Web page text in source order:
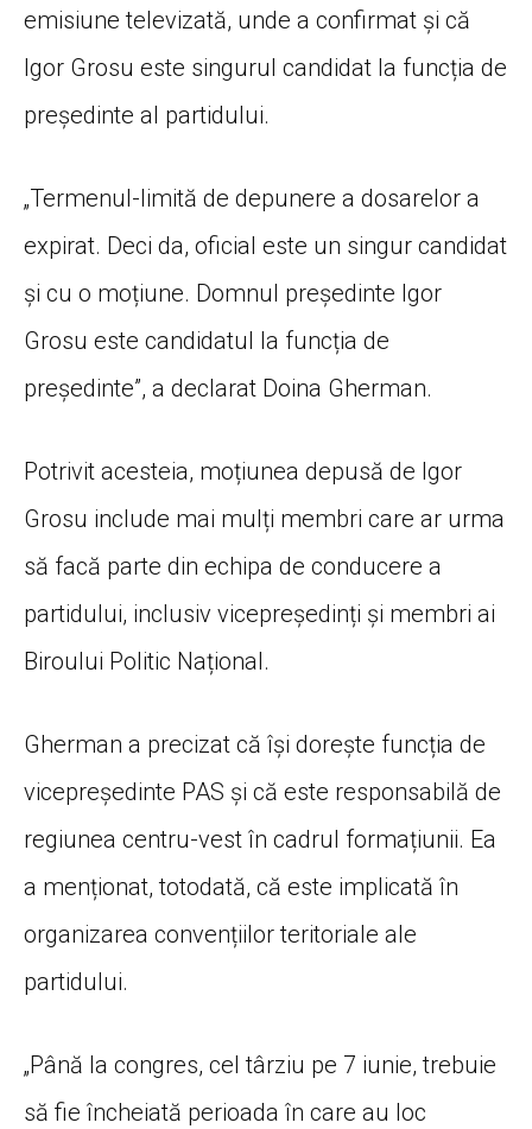
emisiune televizată, unde a confirmat și că
Igor Grosu este singurul candidat la funcția de
președinte al partidului.
„Termenul-limită de depunere a dosarelor a
expirat. Deci da, oficial este un singur candidat
și cu o moțiune. Domnul președinte Igor
Grosu este candidatul la funcția de
președinte”, a declarat Doina Gherman.
Potrivit acesteia, moțiunea depusă de Igor
Grosu include mai mulți membri care ar urma
să facă parte din echipa de conducere a
partidului, inclusiv vicepreședinți și membri ai
Biroului Politic Național.
Gherman a precizat că își dorește funcția de
vicepreședinte PAS și că este responsabilă de
regiunea centru-vest în cadrul formațiunii. Ea
a menționat, totodată, că este implicată în
organizarea convențiilor teritoriale ale
partidului.
„Până la congres, cel târziu pe 7 iunie, trebuie
să fie încheiată perioada în care au loc